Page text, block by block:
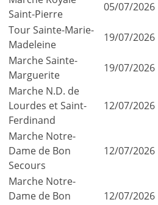
Saint-Pierre
05/07/2026
Tour Sainte-Marie-
Madeleine
19/07/2026
Marche Sainte-
Marguerite
19/07/2026
Marche N.D. de
Lourdes et Saint-
Ferdinand
12/07/2026
Marche Notre-
Dame de Bon
Secours
12/07/2026
Marche Notre-
Dame de Bon
12/07/2026